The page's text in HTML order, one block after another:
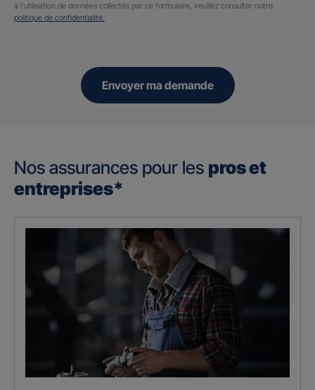
à l'utilisation de données collectés par ce formulaire, veuillez consulter notre
politique de confidentialité.
Envoyer ma demande
Nos assurances pour les pros et
entreprises*